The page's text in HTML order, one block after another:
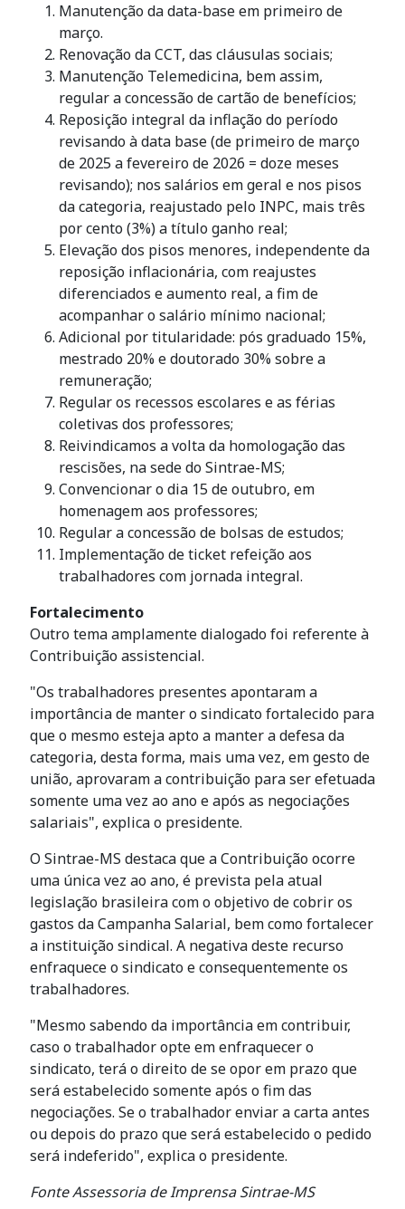
Manutenção da data-base em primeiro de
março.
Renovação da CCT, das cláusulas sociais;
Manutenção Telemedicina, bem assim,
regular a concessão de cartão de benefícios;
Reposição integral da inflação do período
revisando à data base (de primeiro de março
de 2025 a fevereiro de 2026 = doze meses
revisando); nos salários em geral e nos pisos
da categoria, reajustado pelo INPC, mais três
por cento (3%) a título ganho real;
Elevação dos pisos menores, independente da
reposição inflacionária, com reajustes
diferenciados e aumento real, a fim de
acompanhar o salário mínimo nacional;
Adicional por titularidade: pós graduado 15%,
mestrado 20% e doutorado 30% sobre a
remuneração;
Regular os recessos escolares e as férias
coletivas dos professores;
Reivindicamos a volta da homologação das
rescisões, na sede do Sintrae-MS;
Convencionar o dia 15 de outubro, em
homenagem aos professores;
Regular a concessão de bolsas de estudos;
Implementação de ticket refeição aos
trabalhadores com jornada integral.
Fortalecimento
Outro tema amplamente dialogado foi referente à
Contribuição assistencial.
"Os trabalhadores presentes apontaram a
importância de manter o sindicato fortalecido para
que o mesmo esteja apto a manter a defesa da
categoria, desta forma, mais uma vez, em gesto de
união, aprovaram a contribuição para ser efetuada
somente uma vez ao ano e após as negociações
salariais", explica o presidente.
O Sintrae-MS destaca que a Contribuição ocorre
uma única vez ao ano, é prevista pela atual
legislação brasileira com o objetivo de cobrir os
gastos da Campanha Salarial, bem como fortalecer
a instituição sindical. A negativa deste recurso
enfraquece o sindicato e consequentemente os
trabalhadores.
"Mesmo sabendo da importância em contribuir,
caso o trabalhador opte em enfraquecer o
sindicato, terá o direito de se opor em prazo que
será estabelecido somente após o fim das
negociações. Se o trabalhador enviar a carta antes
ou depois do prazo que será estabelecido o pedido
será indeferido", explica o presidente.
Fonte Assessoria de Imprensa Sintrae-MS